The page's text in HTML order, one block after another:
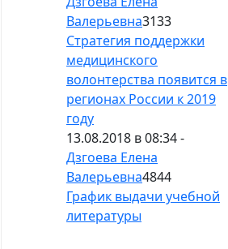
Валерьевна3133
Стратегия поддержки
медицинского
волонтерства появится в
регионах России к 2019
году
13.08.2018 в 08:34 -
Дзгоева Елена
Валерьевна4844
График выдачи учебной
литературы